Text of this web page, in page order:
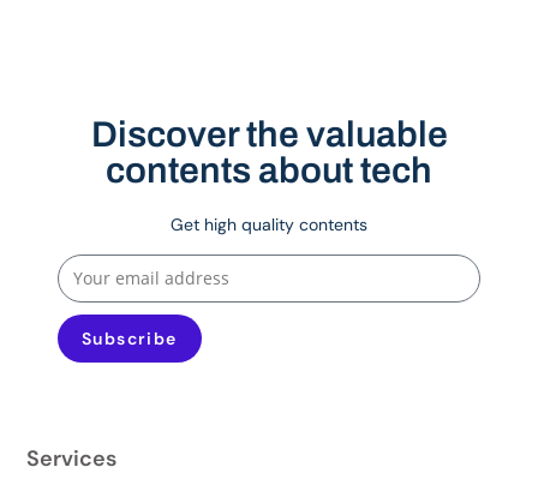
Discover the valuable
contents about tech
Get high quality contents
Subscribe
Services